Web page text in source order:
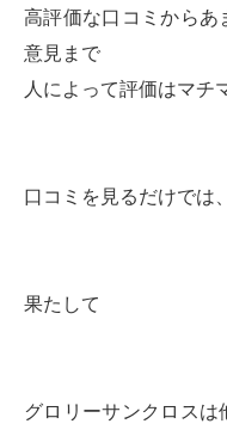
高評価な口コミからあ
意見まで
人によって評価はマチ
口コミを見るだけでは
果たして
グロリーサンクロスは